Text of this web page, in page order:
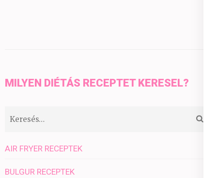
MILYEN DIÉTÁS RECEPTET KERESEL?
Keresés:
AIR FRYER RECEPTEK
BULGUR RECEPTEK